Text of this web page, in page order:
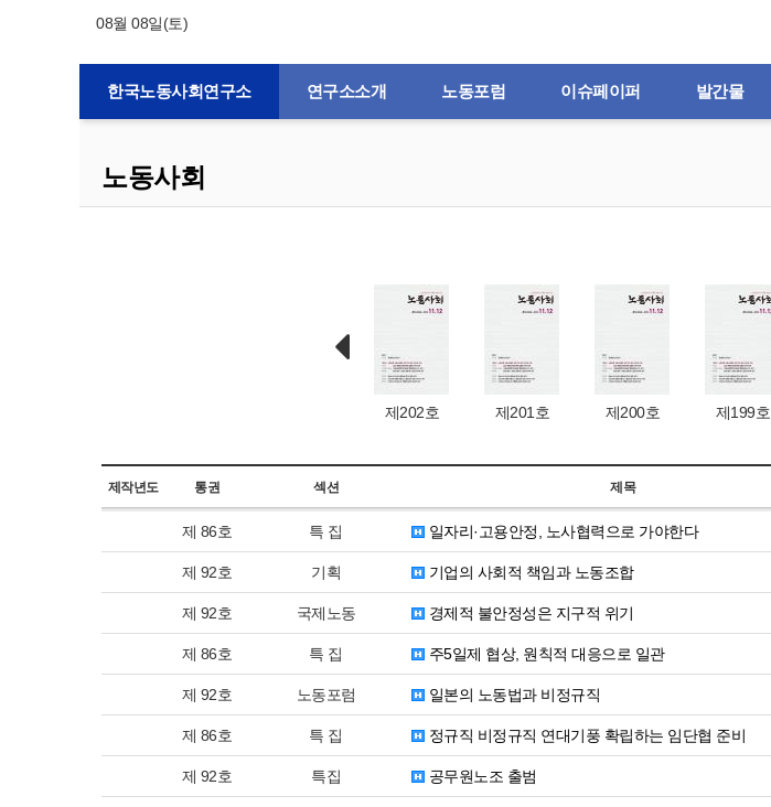
08월 08일(토)
한국노동사회연구소 연구소소개 노동포럼 이슈페이퍼 발간물
노동사회
제202호 제201호 제200호 제199호
제작년도 통권 섹션 제목
제 86호 특 집 일자리·고용안정, 노사협력으로 가야한다
제 92호 기획 기업의 사회적 책임과 노동조합
제 92호 국제노동 경제적 불안정성은 지구적 위기
제 86호 특 집 주5일제 협상, 원칙적 대응으로 일관
제 92호 노동포럼 일본의 노동법과 비정규직
제 86호 특 집 정규직 비정규직 연대기풍 확립하는 임단협 준비
제 92호 특집 공무원노조 출범